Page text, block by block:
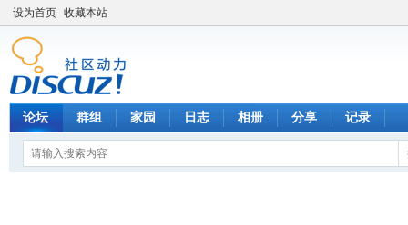
设为首页 收藏本站
论坛 群组 家园 日志 相册 分享 记录